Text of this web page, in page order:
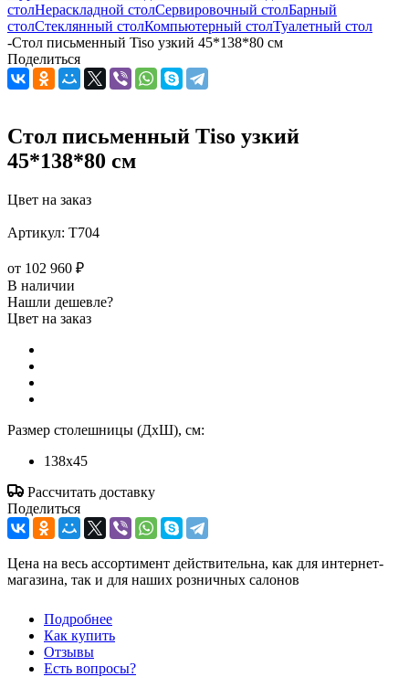
столНераскладной столСервировочный столБарный
столСтеклянный столКомпьютерный столТуалетный стол
-Стол письменный Tiso узкий 45*138*80 см
Поделиться
Стол письменный Tiso узкий
45*138*80 см
Цвет на заказ
Артикул: T704
от 102 960 ₽
В наличии
Нашли дешевле?
Цвет на заказ
Размер столешницы (ДхШ), см:
138х45
Рассчитать доставку
Поделиться
Цена на весь ассортимент действительна, как для интернет-
магазина, так и для наших розничных салонов
Подробнее
Как купить
Отзывы
Есть вопросы?